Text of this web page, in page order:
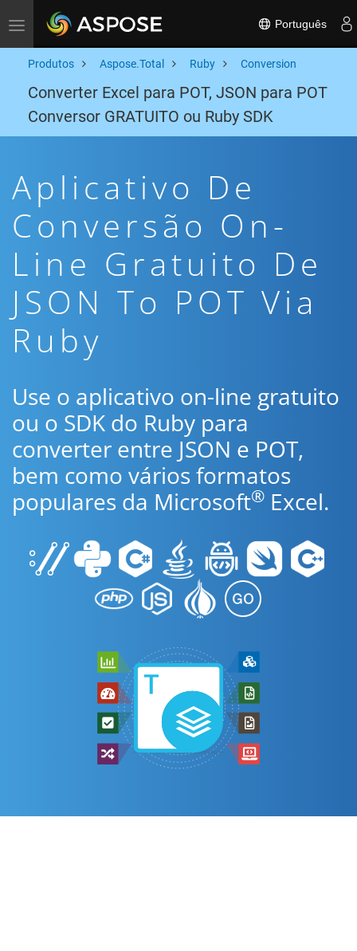
Toggle navigation Português
Produtos Aspose.Total Ruby Conversion
Converter Excel para POT, JSON para POT
Conversor GRATUITO ou Ruby SDK
Aplicativo De
Conversão On-
Line Gratuito De
JSON To POT Via
Ruby
Use o aplicativo on-line gratuito
ou o SDK do Ruby para
converter entre JSON e POT,
bem como vários formatos
populares da Microsoft® Excel.